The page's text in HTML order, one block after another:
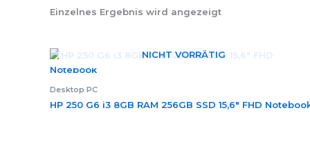
Einzelnes Ergebnis wird angezeigt
NICHT VORRÄTIG
Desktop PC
HP 250 G6 i3 8GB RAM 256GB SSD 15,6″ FHD